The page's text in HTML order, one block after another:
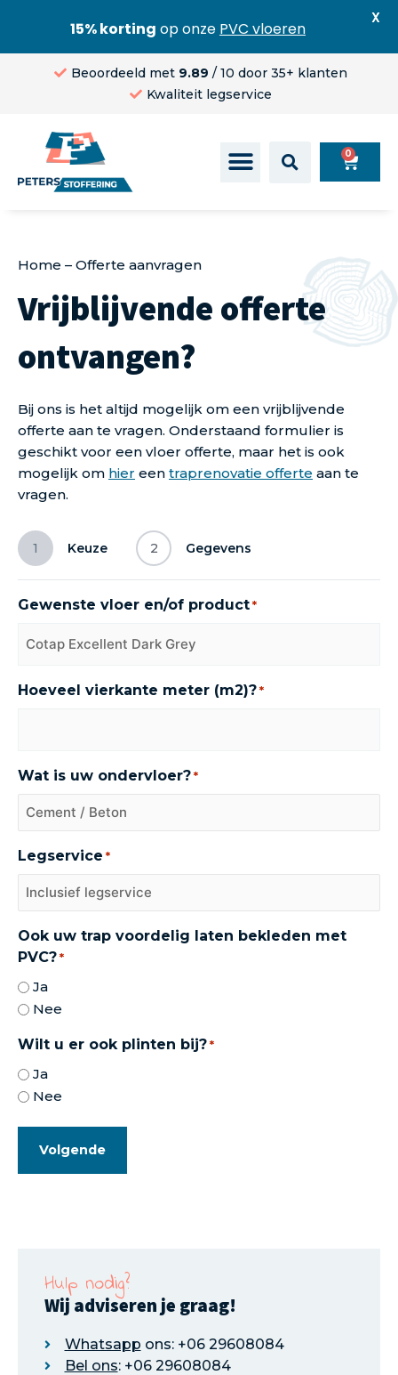
Beoordeeld met 9.89 / 10 door 35+ klanten
Kwaliteit legservice
0
Home – Offerte aanvragen
Vrijblijvende offerte
ontvangen?
Bij ons is het altijd mogelijk om een vrijblijvende
offerte aan te vragen. Onderstaand formulier is
geschikt voor een vloer offerte, maar het is ook
mogelijk om hier een traprenovatie offerte aan te
vragen.
1 Keuze 2 Gegevens
Gewenste vloer en/of product *
Hoeveel vierkante meter (m2)? *
Wat is uw ondervloer? *
Legservice *
Ook uw trap voordelig laten bekleden met
PVC? *
Ja
Nee
Wilt u er ook plinten bij? *
Ja
Nee
Hulp nodig?
Wij adviseren je graag!
Whatsapp ons: +06 29608084
Bel ons: +06 29608084
15% korting op onze PVC vloeren
X